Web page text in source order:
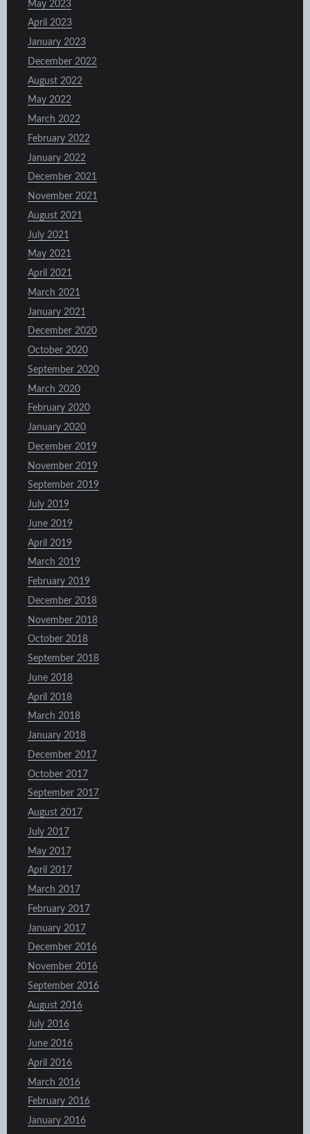
May 2023
April 2023
January 2023
December 2022
August 2022
May 2022
March 2022
February 2022
January 2022
December 2021
November 2021
August 2021
July 2021
May 2021
April 2021
March 2021
January 2021
December 2020
October 2020
September 2020
March 2020
February 2020
January 2020
December 2019
November 2019
September 2019
July 2019
June 2019
April 2019
March 2019
February 2019
December 2018
November 2018
October 2018
September 2018
June 2018
April 2018
March 2018
January 2018
December 2017
October 2017
September 2017
August 2017
July 2017
May 2017
April 2017
March 2017
February 2017
January 2017
December 2016
November 2016
September 2016
August 2016
July 2016
June 2016
April 2016
March 2016
February 2016
January 2016